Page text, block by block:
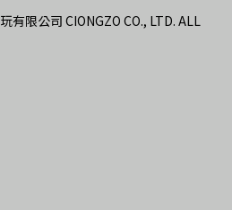
有限公司 CIONGZO CO., LTD. ALL